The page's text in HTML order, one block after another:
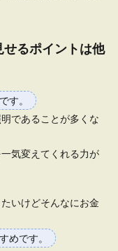
るポイントは他
す。
であることが多くな
気変えてくれる力が
いけどそんなにお金
めです。